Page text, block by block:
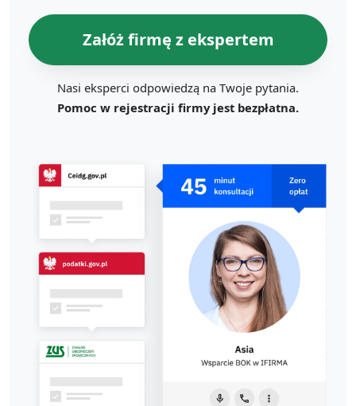
Załóż firmę z ekspertem
Nasi eksperci odpowiedzą na Twoje pytania.
Pomoc w rejestracji firmy jest bezpłatna.